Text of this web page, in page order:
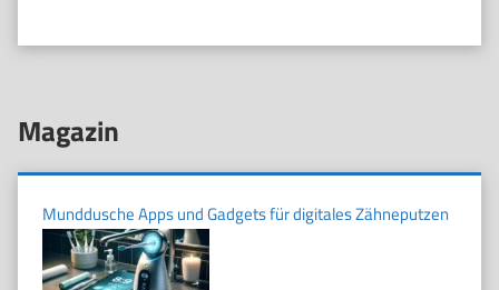
Magazin
Munddusche Apps und Gadgets für digitales Zähneputzen